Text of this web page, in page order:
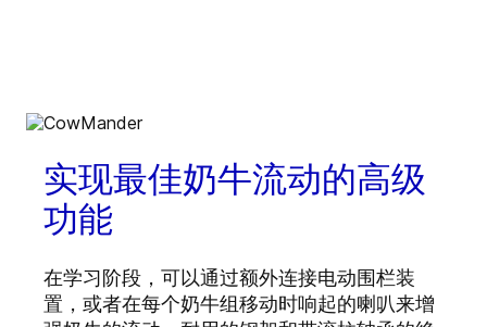
实现最佳奶牛流动的高级
功能
在学习阶段，可以通过额外连接电动围栏装
置，或者在每个奶牛组移动时响起的喇叭来增